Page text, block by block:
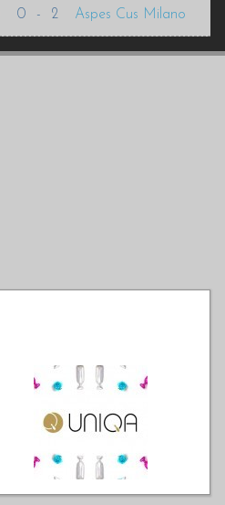
0 - 2 Aspes Cus Milano